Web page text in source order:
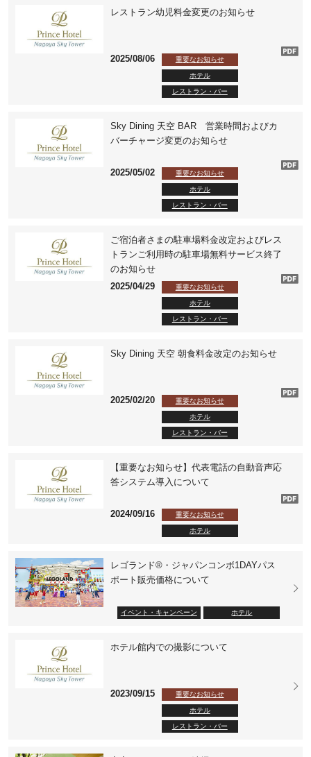
レストラン幼児料金変更のお知らせ
2025/08/06 重要なお知らせ
ホテル
レストラン・バー
Sky Dining 天空 BAR 営業時間およびカ
バーチャージ変更のお知らせ
2025/05/02 重要なお知らせ
ホテル
レストラン・バー
ご宿泊者さまの駐車場料金改定およびレス
トランご利用時の駐車場無料サービス終了
のお知らせ
2025/04/29
重要なお知らせ
ホテル
レストラン・バー
Sky Dining 天空 朝食料金改定のお知らせ
2025/02/20 重要なお知らせ
ホテル
レストラン・バー
【重要なお知らせ】代表電話の自動音声応
答システム導入について
2024/09/16 重要なお知らせ
ホテル
レゴランド®・ジャパンコンボ1DAYパス
ポート販売価格について
イベント・キャンペーン ホテル
ホテル館内での撮影について
2023/09/15 重要なお知らせ
ホテル
レストラン・バー